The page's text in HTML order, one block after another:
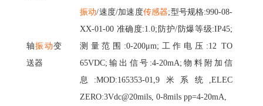
轴振动变
送器
振动/速度/加速度传感器;型号规格:990-08-
XX-01-00 准确度:1.0;防护/防爆等级:IP45;
测量范围:0-200μm;工作电压:12 TO
65VDC;输出信号:4-20mA;物料附加信
息:MOD:165353-01,9米系统,ELEC
ZERO:3Vdc@20mils, 0-8mils pp=4-20mA,